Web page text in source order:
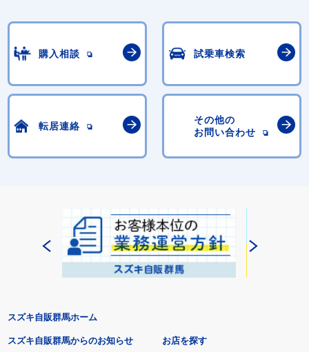
購入相談 試乗車検索
転居連絡
その他の
お問い合わせ
スズキ自販群馬ホーム
スズキ自販群馬からのお知らせ お店を探す